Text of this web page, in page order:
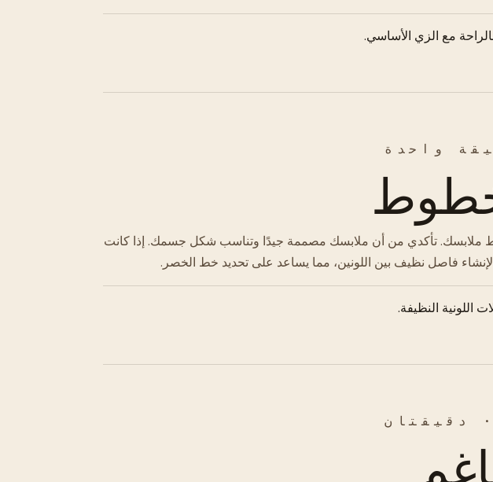
مع الزي الأساسي.
واحدة
ملابسك. تأكدي من أن ملابسك مصممة جيدًا وتناسب شكل جسمك. إذا كانت
فاصل نظيف بين اللونين، مما يساعد على تحديد خط الخصر.
اللونية النظيفة.
دقيقتان